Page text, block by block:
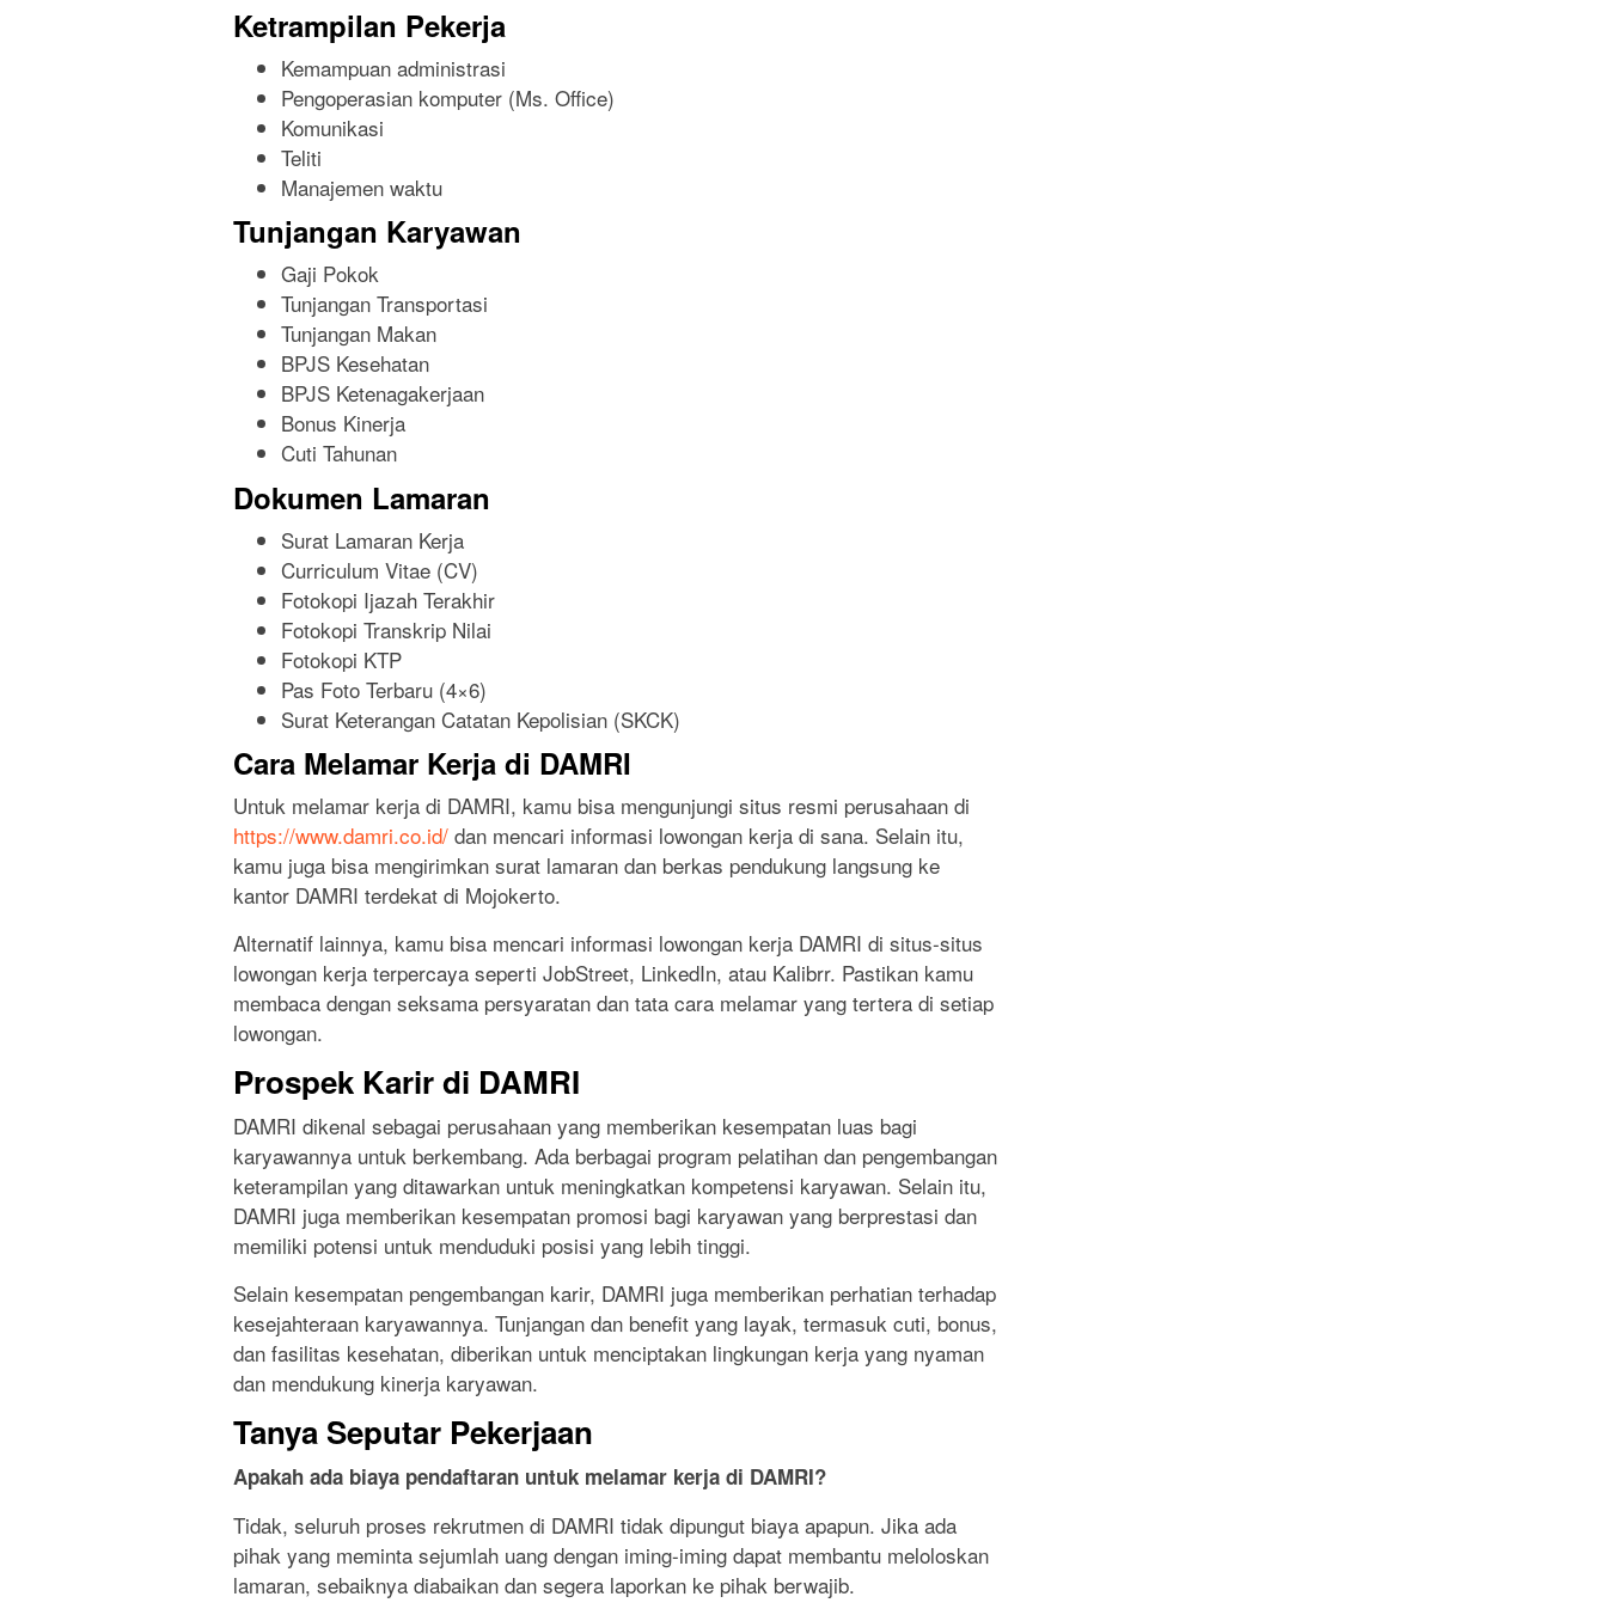
Ketrampilan Pekerja
Kemampuan administrasi
Pengoperasian komputer (Ms. Office)
Komunikasi
Teliti
Manajemen waktu
Tunjangan Karyawan
Gaji Pokok
Tunjangan Transportasi
Tunjangan Makan
BPJS Kesehatan
BPJS Ketenagakerjaan
Bonus Kinerja
Cuti Tahunan
Dokumen Lamaran
Surat Lamaran Kerja
Curriculum Vitae (CV)
Fotokopi Ijazah Terakhir
Fotokopi Transkrip Nilai
Fotokopi KTP
Pas Foto Terbaru (4×6)
Surat Keterangan Catatan Kepolisian (SKCK)
Cara Melamar Kerja di DAMRI
Untuk melamar kerja di DAMRI, kamu bisa mengunjungi situs resmi perusahaan di
https://www.damri.co.id/ dan mencari informasi lowongan kerja di sana. Selain itu,
kamu juga bisa mengirimkan surat lamaran dan berkas pendukung langsung ke
kantor DAMRI terdekat di Mojokerto.
Alternatif lainnya, kamu bisa mencari informasi lowongan kerja DAMRI di situs-situs
lowongan kerja terpercaya seperti JobStreet, LinkedIn, atau Kalibrr. Pastikan kamu
membaca dengan seksama persyaratan dan tata cara melamar yang tertera di setiap
lowongan.
Prospek Karir di DAMRI
DAMRI dikenal sebagai perusahaan yang memberikan kesempatan luas bagi
karyawannya untuk berkembang. Ada berbagai program pelatihan dan pengembangan
keterampilan yang ditawarkan untuk meningkatkan kompetensi karyawan. Selain itu,
DAMRI juga memberikan kesempatan promosi bagi karyawan yang berprestasi dan
memiliki potensi untuk menduduki posisi yang lebih tinggi.
Selain kesempatan pengembangan karir, DAMRI juga memberikan perhatian terhadap
kesejahteraan karyawannya. Tunjangan dan benefit yang layak, termasuk cuti, bonus,
dan fasilitas kesehatan, diberikan untuk menciptakan lingkungan kerja yang nyaman
dan mendukung kinerja karyawan.
Tanya Seputar Pekerjaan
Apakah ada biaya pendaftaran untuk melamar kerja di DAMRI?
Tidak, seluruh proses rekrutmen di DAMRI tidak dipungut biaya apapun. Jika ada
pihak yang meminta sejumlah uang dengan iming-iming dapat membantu meloloskan
lamaran, sebaiknya diabaikan dan segera laporkan ke pihak berwajib.